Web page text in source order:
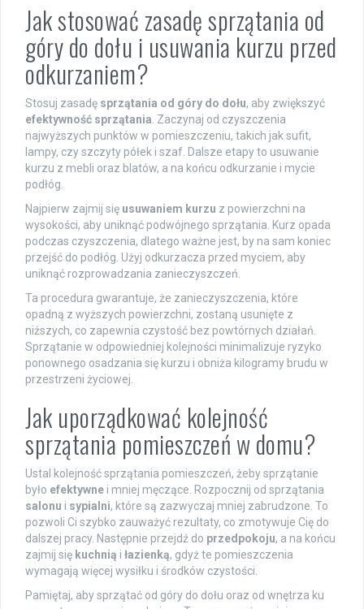
Jak stosować zasadę sprzątania od
góry do dołu i usuwania kurzu przed
odkurzaniem?
Stosuj zasadę sprzątania od góry do dołu, aby zwiększyć
efektywność sprzątania . Zaczynaj od czyszczenia
najwyższych punktów w pomieszczeniu, takich jak sufit,
lampy, czy szczyty półek i szaf. Dalsze etapy to usuwanie
kurzu z mebli oraz blatów, a na końcu odkurzanie i mycie
podłóg.
Najpierw zajmij się usuwaniem kurzu z powierzchni na
wysokości, aby uniknąć podwójnego sprzątania. Kurz opada
podczas czyszczenia, dlatego ważne jest, by na sam koniec
przejść do podłóg. Użyj odkurzacza przed myciem, aby
uniknąć rozprowadzania zanieczyszczeń.
Ta procedura gwarantuje, że zanieczyszczenia, które
opadną z wyższych powierzchni, zostaną usunięte z
niższych, co zapewnia czystość bez powtórnych działań.
Sprzątanie w odpowiedniej kolejności minimalizuje ryzyko
ponownego osadzania się kurzu i obniża kilogramy brudu w
przestrzeni życiowej.
Jak uporządkować kolejność
sprzątania pomieszczeń w domu?
Ustal kolejność sprzątania pomieszczeń, żeby sprzątanie
było efektywne i mniej męczące. Rozpocznij od sprzątania
salonu i sypialni, które są zazwyczaj mniej zabrudzone. To
pozwoli Ci szybko zauważyć rezultaty, co zmotywuje Cię do
dalszej pracy. Następnie przejdź do przedpokoju, a na końcu
zajmij się kuchnią i łazienką, gdyż te pomieszczenia
wymagają więcej wysiłku i środków czystości.
Pamiętaj, aby sprzątać od góry do dołu oraz od wnętrza ku